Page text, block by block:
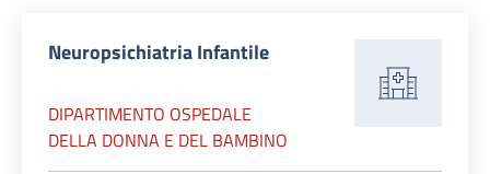
Neuropsichiatria Infantile
DIPARTIMENTO OSPEDALE
DELLA DONNA E DEL BAMBINO